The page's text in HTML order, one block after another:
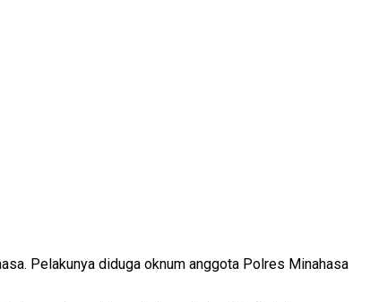
Pelakunya diduga oknum anggota Polres Minahasa